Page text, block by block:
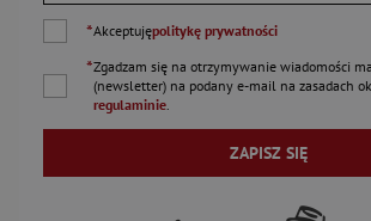
*Akceptujępolitykę prywatności
*Zgadzam się na otrzymywanie wiadomości
(newsletter) na podany e-mail na zasadach
regulaminie.
ZAPISZ SIĘ